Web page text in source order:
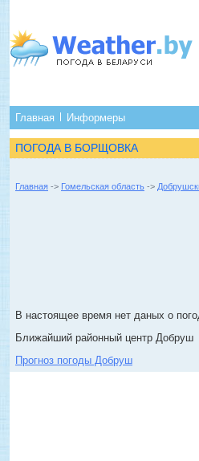
Главная Информеры
ПОГОДА В БОРЩОВКА
Главная -> Гомельская область ->
В настоящее время нет даных о
Ближайший районный центр Добруш
Прогноз погоды Добруш